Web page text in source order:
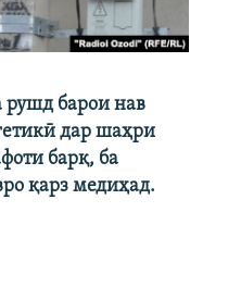
рушд барои нав
дар шаҳри
барқ, ба
қарз медиҳад.